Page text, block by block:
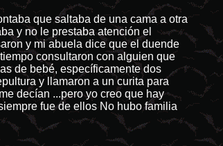
que saltaba de una cama a otra
y no le prestaba atención el
y mi abuela dice que el duende
consultaron con alguien que
de bebé, específicamente dos
y llamaron a un curita para
decían ...pero yo creo que hay
fue de ellos No hubo familia